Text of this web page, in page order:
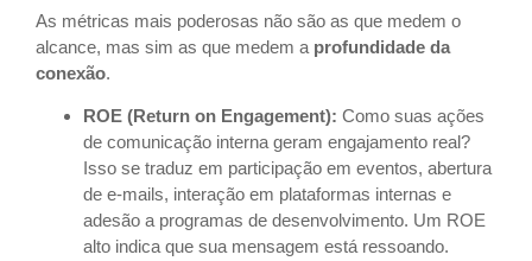
As métricas mais poderosas não são as que medem o
alcance, mas sim as que medem a profundidade da
conexão.
ROE (Return on Engagement): Como suas ações
de comunicação interna geram engajamento real?
Isso se traduz em participação em eventos, abertura
de e-mails, interação em plataformas internas e
adesão a programas de desenvolvimento. Um ROE
alto indica que sua mensagem está ressoando.